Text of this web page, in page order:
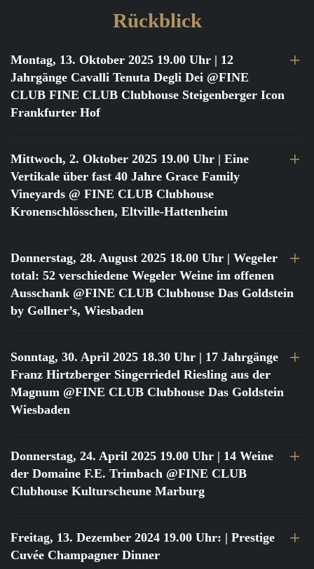
Rückblick
Montag, 13. Oktober 2025 19.00 Uhr | 12
Jahrgänge Cavalli Tenuta Degli Dei @FINE
CLUB FINE CLUB Clubhouse Steigenberger Icon
Frankfurter Hof
Mittwoch, 2. Oktober 2025 19.00 Uhr | Eine
Vertikale über fast 40 Jahre Grace Family
Vineyards @ FINE CLUB Clubhouse
Kronenschlösschen, Eltville-Hattenheim
Donnerstag, 28. August 2025 18.00 Uhr | Wegeler
total: 52 verschiedene Wegeler Weine im offenen
Ausschank @FINE CLUB Clubhouse Das Goldstein
by Gollner’s, Wiesbaden
Sonntag, 30. April 2025 18.30 Uhr | 17 Jahrgänge
Franz Hirtzberger Singerriedel Riesling aus der
Magnum @FINE CLUB Clubhouse Das Goldstein
Wiesbaden
Donnerstag, 24. April 2025 19.00 Uhr | 14 Weine
der Domaine F.E. Trimbach @FINE CLUB
Clubhouse Kulturscheune Marburg
Freitag, 13. Dezember 2024 19.00 Uhr: | Prestige
Cuvée Champagner Dinner